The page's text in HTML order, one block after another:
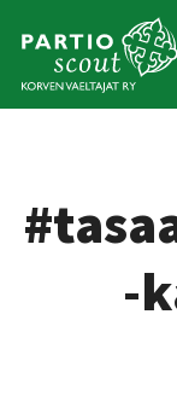
sisältöön
Etusivu
Lippukunta
Liity
mukaan!-